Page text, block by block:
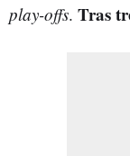
play-offs. Tras